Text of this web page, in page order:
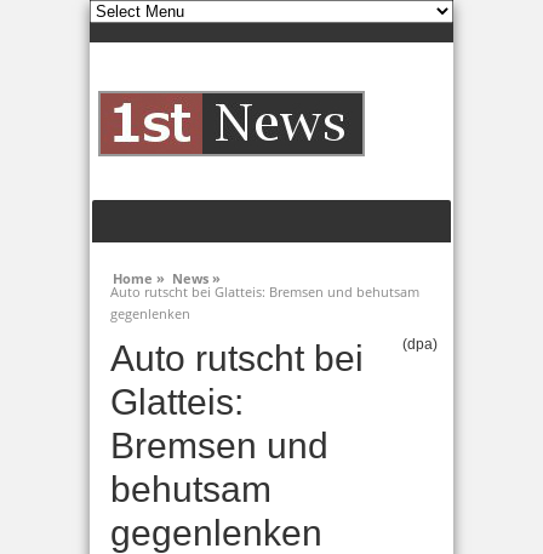
Home » News »
Auto rutscht bei Glatteis: Bremsen und behutsam
gegenlenken
Auto rutscht bei
Glatteis:
Bremsen und
behutsam
gegenlenken
(dpa)